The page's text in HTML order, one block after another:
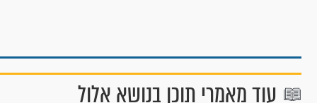
עוד מאמרי תוכן בנושא אלול